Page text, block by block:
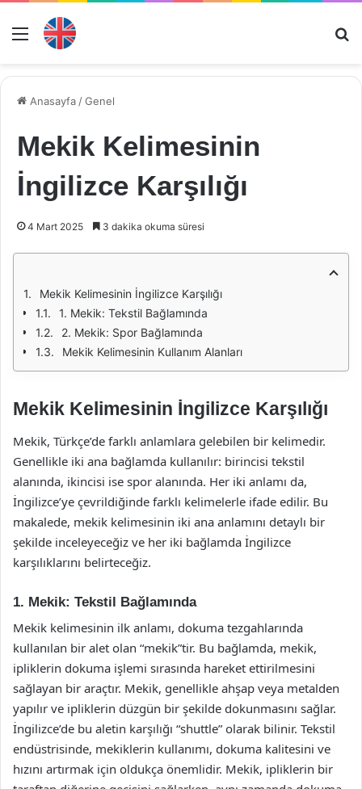
Menü
Anasayfa /Genel
Mekik Kelimesinin
İngilizce Karşılığı
4 Mart 2025 3 dakika okuma süresi
Mekik Kelimesinin İngilizce Karşılığı
1. Mekik: Tekstil Bağlamında
2. Mekik: Spor Bağlamında
Mekik Kelimesinin Kullanım Alanları
Mekik Kelimesinin İngilizce Karşılığı
Mekik, Türkçe’de farklı anlamlara gelebilen bir kelimedir.
Genellikle iki ana bağlamda kullanılır: birincisi tekstil
alanında, ikincisi ise spor alanında. Her iki anlamı da,
İngilizce’ye çevrildiğinde farklı kelimelerle ifade edilir. Bu
makalede, mekik kelimesinin iki ana anlamını detaylı bir
şekilde inceleyeceğiz ve her iki bağlamda İngilizce
karşılıklarını belirteceğiz.
1. Mekik: Tekstil Bağlamında
Mekik kelimesinin ilk anlamı, dokuma tezgahlarında
kullanılan bir alet olan “mekik”tir. Bu bağlamda, mekik,
ipliklerin dokuma işlemi sırasında hareket ettirilmesini
sağlayan bir araçtır. Mekik, genellikle ahşap veya metalden
yapılır ve ipliklerin düzgün bir şekilde dokunmasını sağlar.
İngilizce’de bu aletin karşılığı “shuttle” olarak bilinir. Tekstil
endüstrisinde, mekiklerin kullanımı, dokuma kalitesini ve
hızını artırmak için oldukça önemlidir. Mekik, ipliklerin bir